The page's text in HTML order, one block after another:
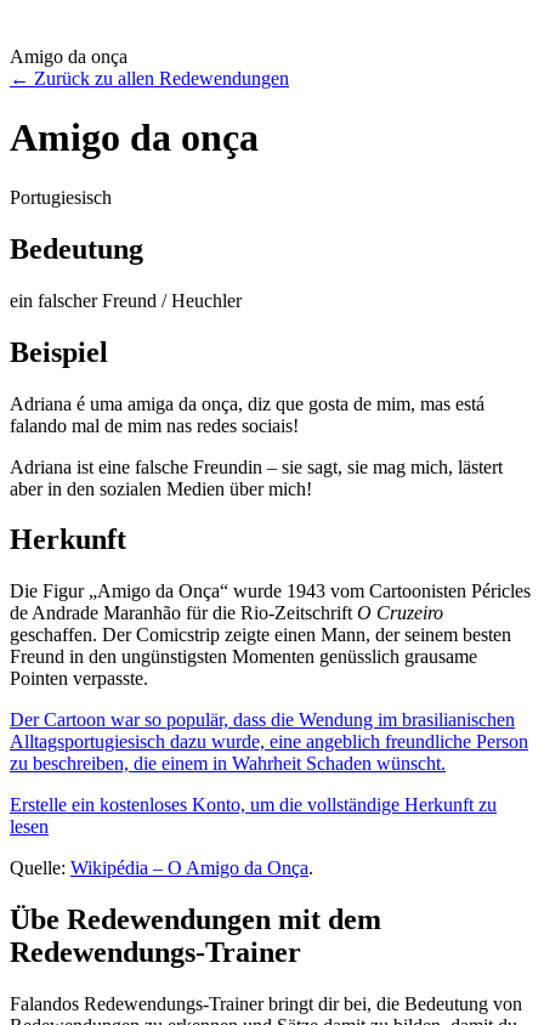
Amigo da onça
← Zurück zu allen Redewendungen
Amigo da onça
Portugiesisch
Bedeutung
ein falscher Freund / Heuchler
Beispiel
Adriana é uma amiga da onça, diz que gosta de mim, mas está
falando mal de mim nas redes sociais!
Adriana ist eine falsche Freundin – sie sagt, sie mag mich, lästert
aber in den sozialen Medien über mich!
Herkunft
Die Figur „Amigo da Onça“ wurde 1943 vom Cartoonisten Péricles
de Andrade Maranhão für die Rio-Zeitschrift O Cruzeiro
geschaffen. Der Comicstrip zeigte einen Mann, der seinem besten
Freund in den ungünstigsten Momenten genüsslich grausame
Pointen verpasste.
Der Cartoon war so populär, dass die Wendung im brasilianischen
Alltagsportugiesisch dazu wurde, eine angeblich freundliche Person
zu beschreiben, die einem in Wahrheit Schaden wünscht.
Erstelle ein kostenloses Konto, um die vollständige Herkunft zu
lesen
Quelle: Wikipédia – O Amigo da Onça.
Übe Redewendungen mit dem
Redewendungs-Trainer
Falandos Redewendungs-Trainer bringt dir bei, die Bedeutung von